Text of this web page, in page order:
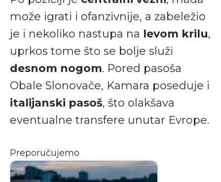
može igrati i ofanzivnije, a zabeležio
je i nekoliko nastupa na levom krilu,
uprkos tome što se bolje služi
desnom nogom. Pored pasoša
Obale Slonovače, Kamara poseduje i
italijanski pasoš, što olakšava
eventualne transfere unutar Evrope.
Preporučujemo